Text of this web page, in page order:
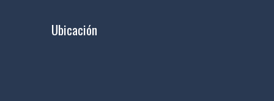
Ubicación